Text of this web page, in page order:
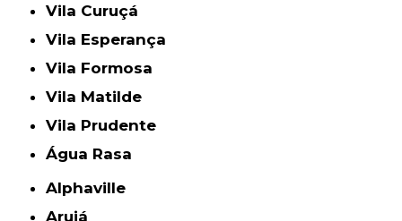
Vila Curuçá
Vila Esperança
Vila Formosa
Vila Matilde
Vila Prudente
Água Rasa
Alphaville
Arujá